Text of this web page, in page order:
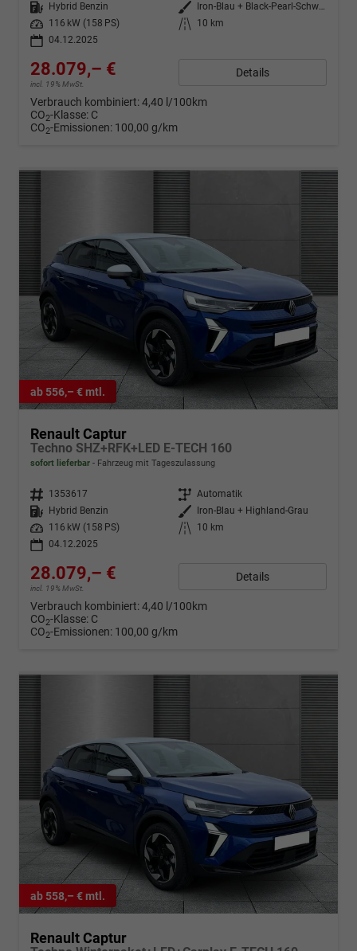
Kraftstoff
Hybrid Benzin Außenfarbe
Iron-Blau + Black-Pearl-Schwarz
Leistung
116 kW (158 PS) Kilometerstand
10 km
04.12.2025
28.079,– €
incl. 19% MwSt.
Details
Verbrauch kombiniert:4,40 l/100km
CO2-Klasse: C
CO2-Emissionen: 100,00 g/km
ab 556,– € mtl.
Renault Captur
Techno SHZ+RFK+LED E-TECH 160
sofort lieferbar Fahrzeug mit Tageszulassung
Fahrzeugnr. 1353617 Getriebe Automatik
Kraftstoff
Hybrid Benzin Außenfarbe
Iron-Blau + Highland-Grau
Leistung
116 kW (158 PS) Kilometerstand
10 km
04.12.2025
28.079,– €
incl. 19% MwSt.
Details
Verbrauch kombiniert:4,40 l/100km
CO2-Klasse: C
CO2-Emissionen: 100,00 g/km
ab 558,– € mtl.
Renault Captur